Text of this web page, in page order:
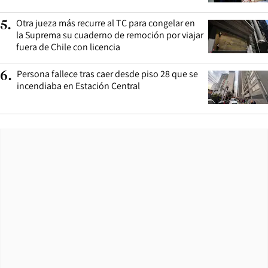
5. Otra jueza más recurre al TC para congelar en
la Suprema su cuaderno de remoción por viajar
fuera de Chile con licencia
6. Persona fallece tras caer desde piso 28 que se
incendiaba en Estación Central